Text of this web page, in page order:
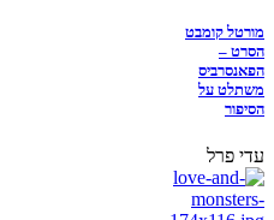
מורטל קומבט
הסרט –
הפאנסרביס
משתלט על
הסיפור
עדי פרל